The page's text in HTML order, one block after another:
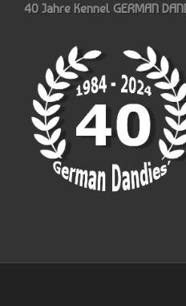
40 Jahre Kennel GERMAN